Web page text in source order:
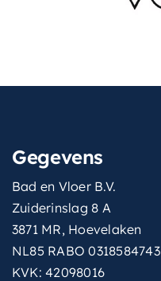
Gegevens
Bad en Vloer B.V.
Zuiderinslag 8 A
3871 MR, Hoevelaken
NL85 RABO 0318584743
KVK: 42098016